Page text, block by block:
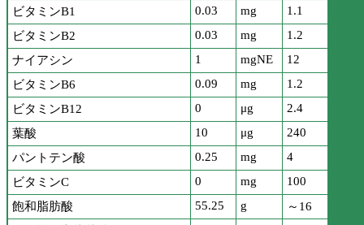
ビタミンB1
0.03 mg
1.1
ビタミンB2
0.03 mg
1.2
ナイアシン
1 mgNE
12
ビタミンB6
0.09 mg
1.2
ビタミンB12
0 μg
2.4
葉酸
10 μg
240
パントテン酸
0.25 mg
4
ビタミンC
0 mg
100
飽和脂肪酸
55.25 g
～16